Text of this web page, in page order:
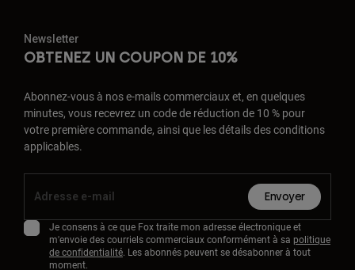
Newsletter
OBTENEZ UN COUPON DE 10%
Abonnez-vous à nos e-mails commerciaux et, en quelques
minutes, vous recevrez un code de réduction de 10 % pour
votre première commande, ainsi que les détails des conditions
applicables.
Envoyer
Je consens à ce que Fox traite mon adresse électronique et
m'envoie des courriels commerciaux conformément à sa politique
de confidentialité. Les abonnés peuvent se désabonner à tout
moment.